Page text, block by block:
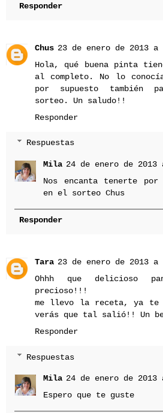
Responder
Chus 23 de enero de 2013
Hola, qué buena pinta
al completo. No lo
por supuesto también
sorteo. Un saludo!!
Responder
Respuestas
Mila 24 de enero de
Nos encanta tenerte por
en el sorteo Chus
Responder
Tara 23 de enero de 2013
Ohhh que delicioso
precioso!!!
me llevo la receta, ya te
verás que tal salió!! Un
Responder
Respuestas
Mila 24 de enero de
Espero que te guste